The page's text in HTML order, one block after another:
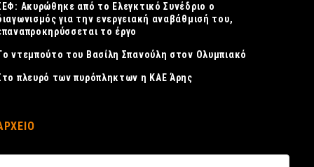
Ακυρώθηκε από το Ελεγκτικό Συνέδριο ο
για την ενεργειακή αναβάθμισή του,
το έργο
ντεμπούτο του Βασίλη Σπανούλη στον Ολυμπιακό
πλευρό των πυρόπληκτων η ΚΑΕ Άρης